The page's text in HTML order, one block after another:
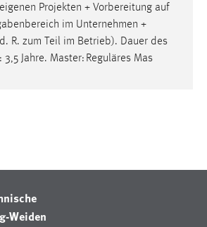
Projekten + Vorbereitung auf
im Unternehmen +
R. zum Teil im Betrieb). Dauer des
Jahre. Master: Reguläres Mas
Weiden
MIBEW_UserID, mibew_locale, mibew-
5e9dbeb1811c0446
= 1 Jahr